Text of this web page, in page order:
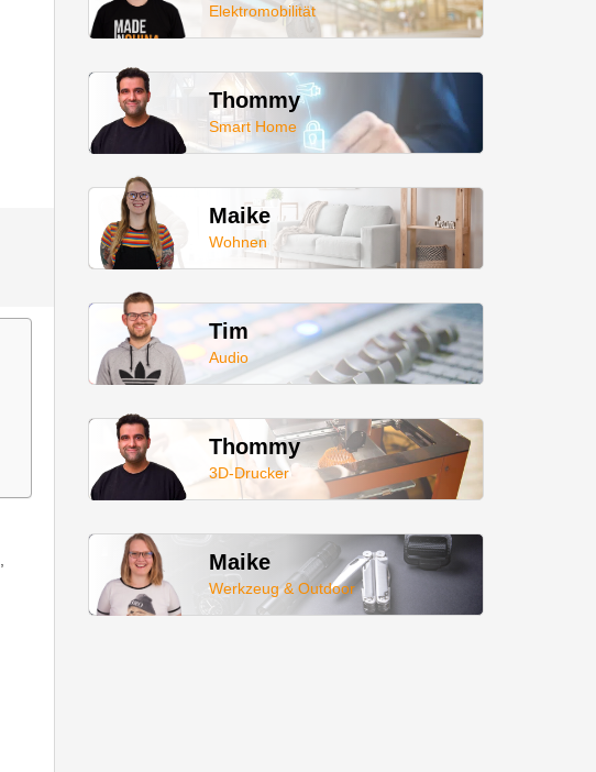
Elektromobilität
Thommy
Smart Home
Maike
Wohnen
Tim
Audio
Thommy
3D-Drucker
Maike
Werkzeug & Outdoor